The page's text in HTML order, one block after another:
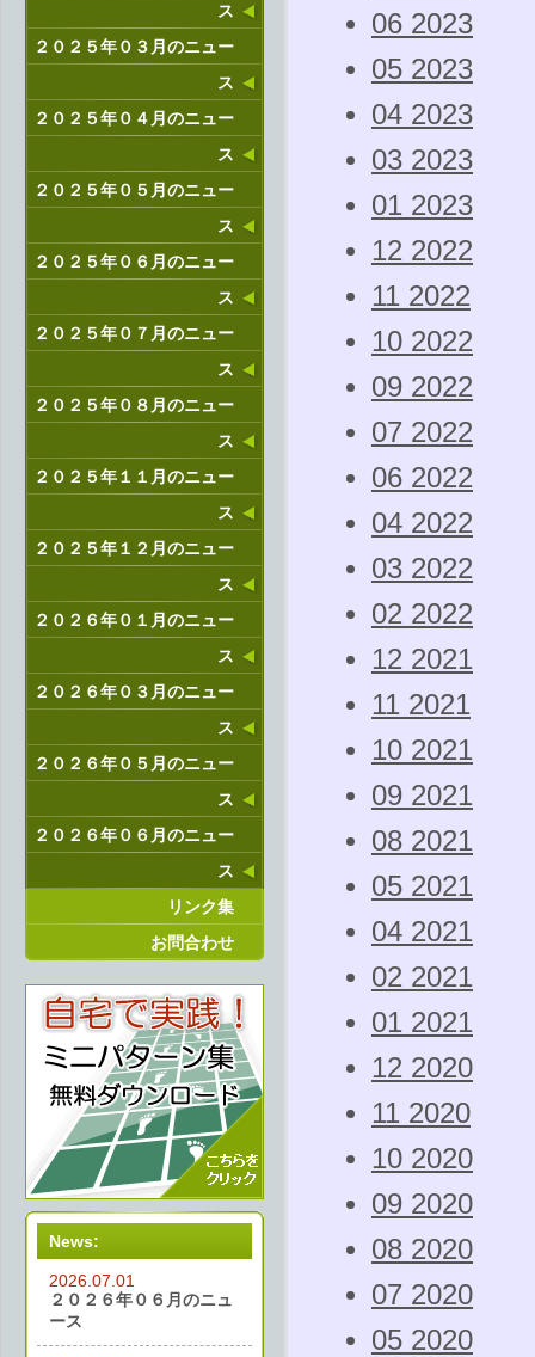
ス
２０２５年０３月のニュー
ス
２０２５年０４月のニュー
ス
２０２５年０５月のニュー
ス
２０２５年０６月のニュー
ス
２０２５年０７月のニュー
ス
２０２５年０８月のニュー
ス
２０２５年１１月のニュー
ス
２０２５年１２月のニュー
ス
２０２６年０１月のニュー
ス
２０２６年０３月のニュー
ス
２０２６年０５月のニュー
ス
２０２６年０６月のニュー
ス
リンク集
お問合わせ
News:
2026.07.01
２０２６年０６月のニュ
ース
06 2023
05 2023
04 2023
03 2023
01 2023
12 2022
11 2022
10 2022
09 2022
07 2022
06 2022
04 2022
03 2022
02 2022
12 2021
11 2021
10 2021
09 2021
08 2021
05 2021
04 2021
02 2021
01 2021
12 2020
11 2020
10 2020
09 2020
08 2020
07 2020
05 2020